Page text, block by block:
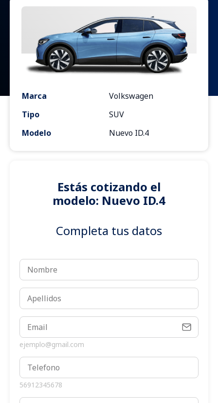
Marca
Volkswagen
Tipo
SUV
Modelo
Nuevo ID.4
Estás cotizando el
modelo: Nuevo ID.4
Completa tus datos
ejemplo@gmail.com
56912345678